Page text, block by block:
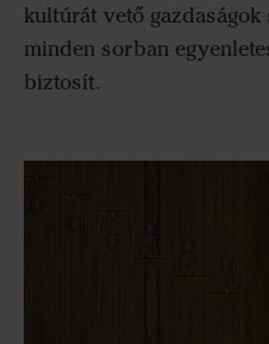
kultúrát vető
minden sorban
biztosít.